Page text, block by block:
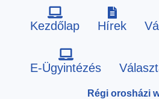
Kezdőlap Hírek
E-Ügyintézés
Régi orosházi